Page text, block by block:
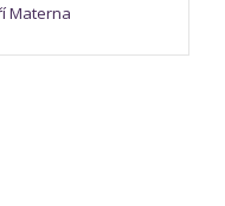
Materna